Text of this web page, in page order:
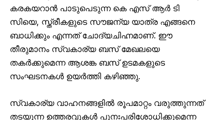
കരകയറാൻ പാടുപെടുന്ന കെ എസ് ആർ ടി
സിയെ, സ്ത്രീകളുടെ സൗജന്യ യാത്ര എങ്ങനെ
ബാധിക്കും എന്നത് ചോദ്യചിഹ്നമാണ്. ഈ
തീരുമാനം സ്വകാര്യ ബസ് മേഖലയെ
തകർക്കുമെന്ന ആശങ്ക ബസ് ഉടമകളുടെ
സംഘടനകൾ ഉയർത്തി കഴിഞ്ഞു.
സ്വകാര്യ വാഹനങ്ങളിൽ രൂപമാറ്റം വരുത്തുന്നത്
തടയുന്ന ഉത്തരവുകൾ പുനഃപരിശോധിക്കുമെന്ന